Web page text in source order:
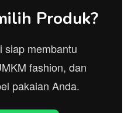
Produk?
siap membantu
fashion, dan
pakaian Anda.